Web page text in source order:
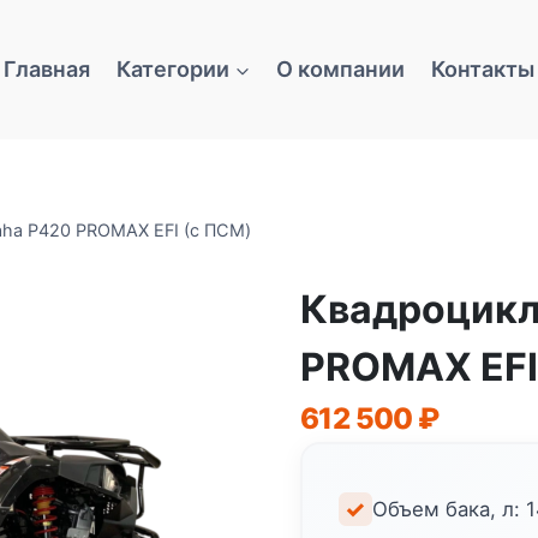
Главная Категории О компании Контакты
P420 PROMAX EFI (с ПСМ)
PROMAX
612 500 ₽
Объем бака, л: